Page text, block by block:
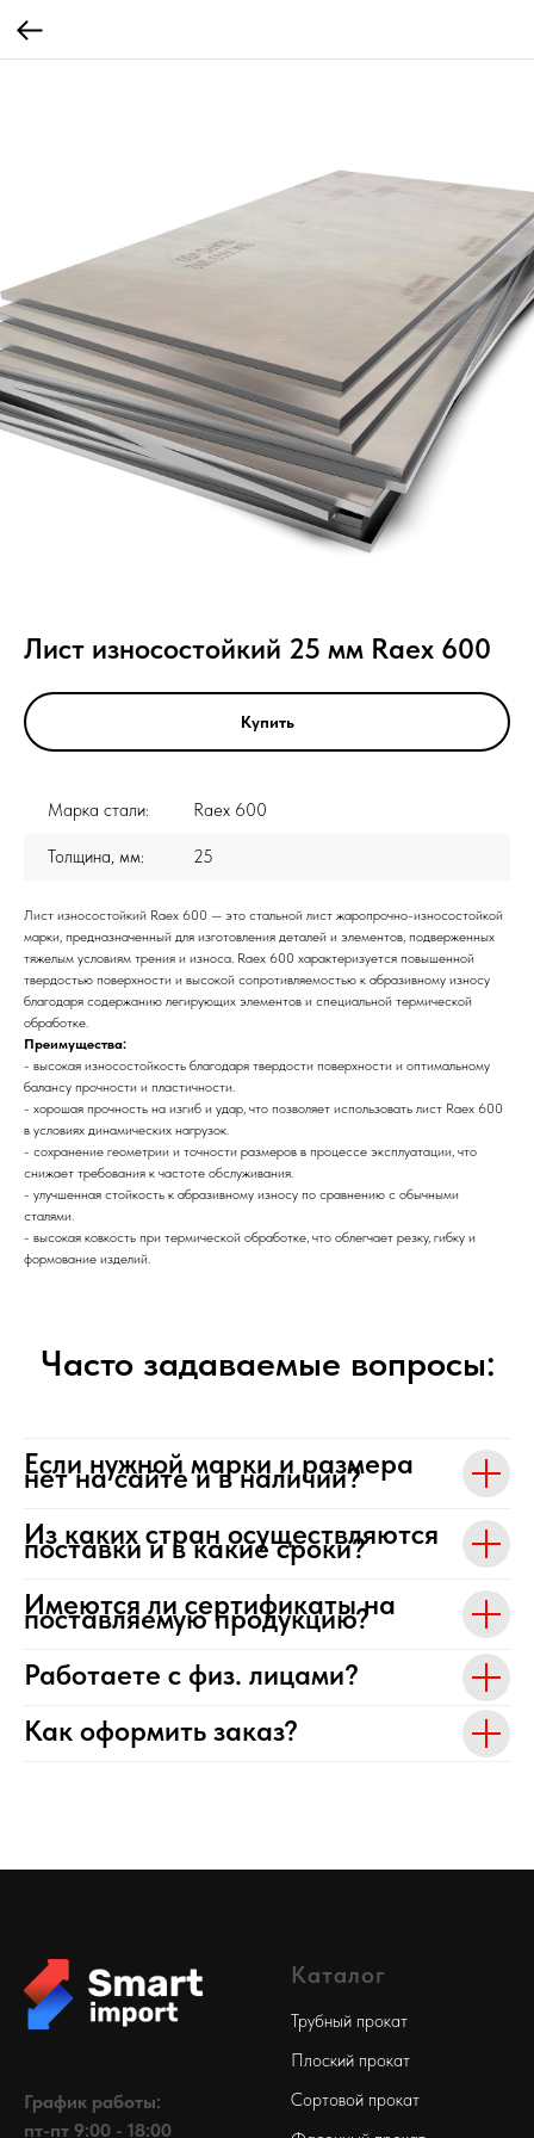
Лист износостойкий 25 мм Raex 600
Купить
Марка стали: Raex 600
Толщина, мм: 25
Лист износостойкий Raex 600 — это стальной лист жаропрочно-износостойкой
марки, предназначенный для изготовления деталей и элементов, подверженных
тяжелым условиям трения и износа. Raex 600 характеризуется повышенной
твердостью поверхности и высокой сопротивляемостью к абразивному износу
благодаря содержанию легирующих элементов и специальной термической
обработке.
Преимущества:
- высокая износостойкость благодаря твердости поверхности и оптимальному
балансу прочности и пластичности.
- хорошая прочность на изгиб и удар, что позволяет использовать лист Raex 600
в условиях динамических нагрузок.
- сохранение геометрии и точности размеров в процессе эксплуатации, что
снижает требования к частоте обслуживания.
- улучшенная стойкость к абразивному износу по сравнению с обычными
сталями.
- высокая ковкость при термической обработке, что облегчает резку, гибку и
формование изделий.
Часто задаваемые вопросы:
Если нужной марки и размера
нет на сайте и в наличии?
Из каких стран осуществляются
поставки и в какие сроки?
Имеются ли сертификаты на
поставляемую продукцию?
Работаете с физ. лицами?
Как оформить заказ?
График работы:
пт-пт 9:00 - 18:00
Каталог
Трубный прокат
Плоский прокат
Сортовой прокат